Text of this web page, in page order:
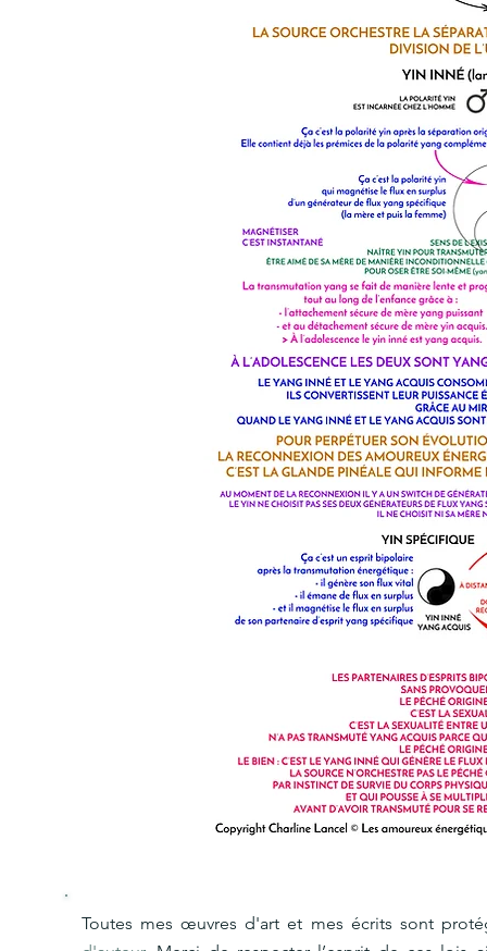
Toutes mes œuvres d'art et mes écrits sont